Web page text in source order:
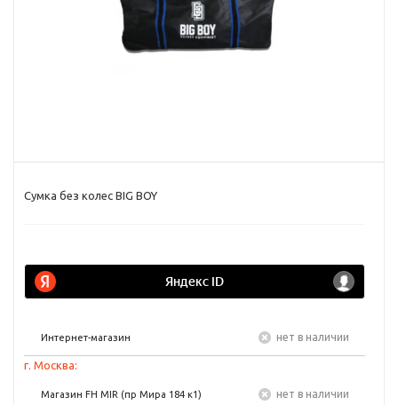
Сумка без колес BIG BOY
Интернет-магазин Нет в наличии
г. Москва:
Магазин FH MIR (пр Мира 184 к1) Нет в наличии